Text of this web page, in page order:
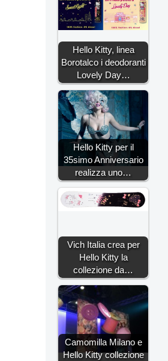
Hello Kitty, linea
Borotalco i deodoranti
Lovely Day…
Hello Kitty per il
35simo Anniversario
realizza uno…
Vich Italia crea per
Hello Kitty la
collezione da…
Camomilla Milano e
Hello Kitty collezione